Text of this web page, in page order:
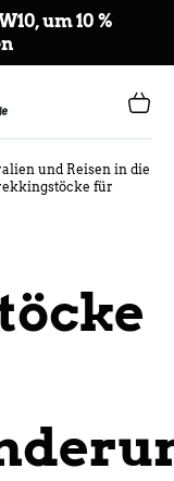
um 10 %
Carrito
und Reisen in die
für